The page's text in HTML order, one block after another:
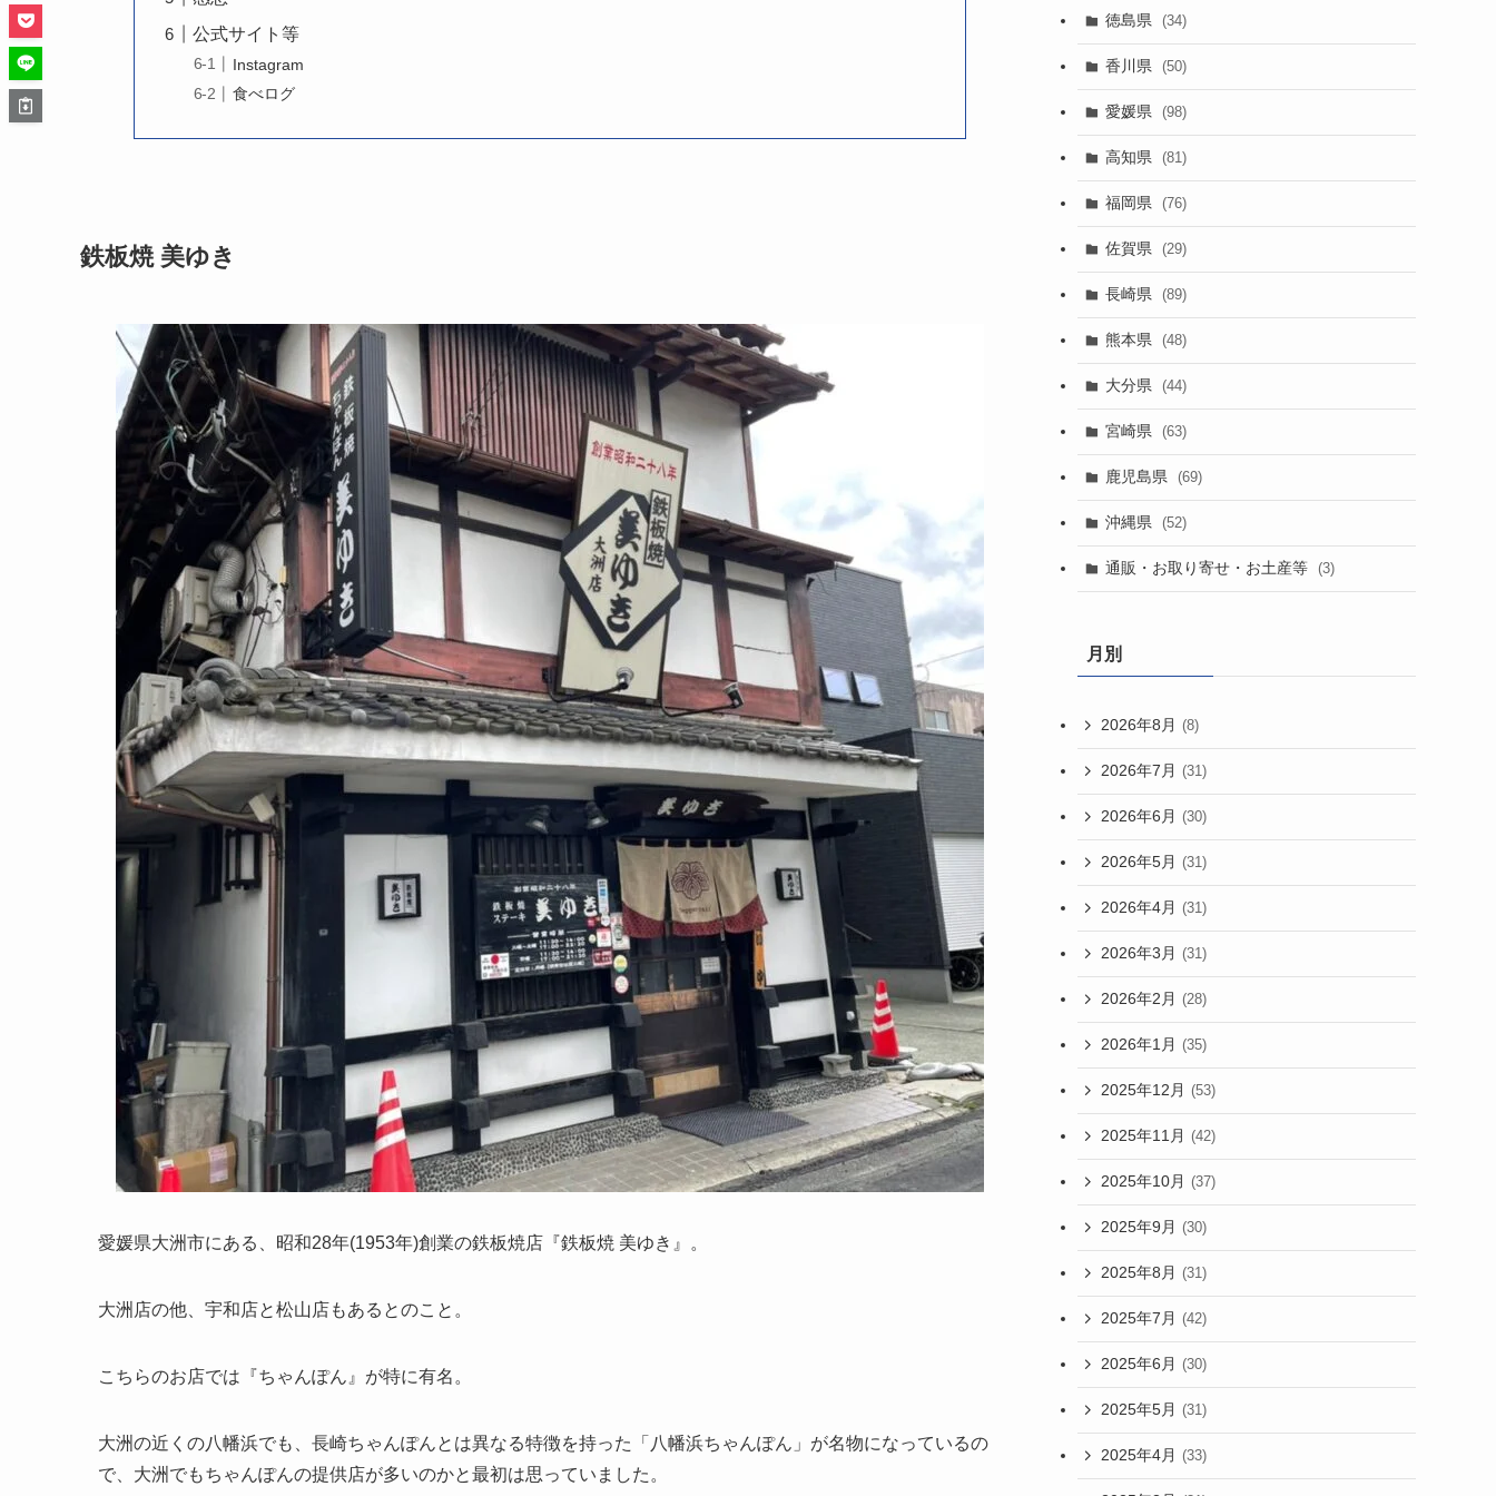
公式サイト等
Instagram
食べログ
鉄板焼 美ゆき
愛媛県大洲市にある、昭和28年(1953年)創業の鉄板焼店『鉄板焼 美ゆき』。
大洲店の他、宇和店と松山店もあるとのこと。
こちらのお店では『ちゃんぽん』が特に有名。
大洲の近くの八幡浜でも、長崎ちゃんぽんとは異なる特徴を持った「八幡浜ちゃんぽん」が名物になっているの
で、大洲でもちゃんぽんの提供店が多いのかと最初は思っていました。
徳島県 (34)
香川県 (50)
愛媛県 (98)
高知県 (81)
福岡県 (76)
佐賀県 (29)
長崎県 (89)
熊本県 (48)
大分県 (44)
宮崎県 (63)
鹿児島県 (69)
沖縄県 (52)
通販・お取り寄せ・お土産等 (3)
月別
2026年8月 (8)
2026年7月 (31)
2026年6月 (30)
2026年5月 (31)
2026年4月 (31)
2026年3月 (31)
2026年2月 (28)
2026年1月 (35)
2025年12月 (53)
2025年11月 (42)
2025年10月 (37)
2025年9月 (30)
2025年8月 (31)
2025年7月 (42)
2025年6月 (30)
2025年5月 (31)
2025年4月 (33)